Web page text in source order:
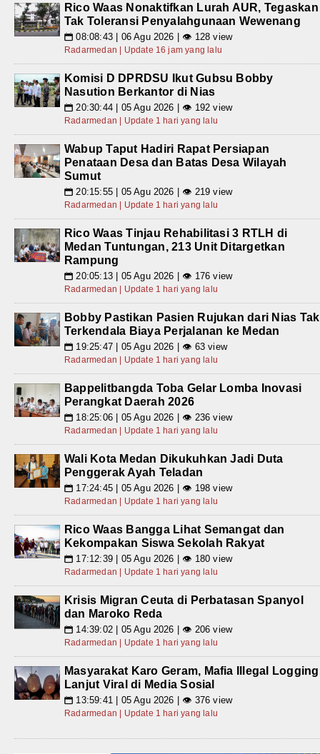
Rico Waas Nonaktifkan Lurah AUR, Tegaskan
Tak Toleransi Penyalahgunaan Wewenang
📅 08:08:43 | 06 Agu 2026 | 👁 128 view
Radarmedan | Update 16 jam yang lalu
Komisi D DPRDSU Ikut Gubsu Bobby
Nasution Berkantor di Nias
📅 20:30:44 | 05 Agu 2026 | 👁 192 view
Radarmedan | Update 1 hari yang lalu
Wabup Taput Hadiri Rapat Persiapan
Penataan Desa dan Batas Desa Wilayah
Sumut
📅 20:15:55 | 05 Agu 2026 | 👁 219 view
Radarmedan | Update 1 hari yang lalu
Rico Waas Tinjau Rehabilitasi 3 RTLH di
Medan Tuntungan, 213 Unit Ditargetkan
Rampung
📅 20:05:13 | 05 Agu 2026 | 👁 176 view
Radarmedan | Update 1 hari yang lalu
Bobby Pastikan Pasien Rujukan dari Nias Tak
Terkendala Biaya Perjalanan ke Medan
📅 19:25:47 | 05 Agu 2026 | 👁 63 view
Radarmedan | Update 1 hari yang lalu
Bappelitbangda Toba Gelar Lomba Inovasi
Perangkat Daerah 2026
📅 18:25:06 | 05 Agu 2026 | 👁 236 view
Radarmedan | Update 1 hari yang lalu
Wali Kota Medan Dikukuhkan Jadi Duta
Penggerak Ayah Teladan
📅 17:24:45 | 05 Agu 2026 | 👁 198 view
Radarmedan | Update 1 hari yang lalu
Rico Waas Bangga Lihat Semangat dan
Kekompakan Siswa Sekolah Rakyat
📅 17:12:39 | 05 Agu 2026 | 👁 180 view
Radarmedan | Update 1 hari yang lalu
Krisis Migran Ceuta di Perbatasan Spanyol
dan Maroko Reda
📅 14:39:02 | 05 Agu 2026 | 👁 206 view
Radarmedan | Update 1 hari yang lalu
Masyarakat Karo Geram, Mafia Illegal Logging
Lanjut Viral di Media Sosial
📅 13:59:41 | 05 Agu 2026 | 👁 376 view
Radarmedan | Update 1 hari yang lalu